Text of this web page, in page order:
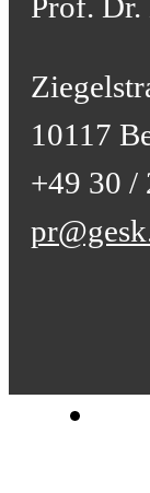
10117
+49 30 /